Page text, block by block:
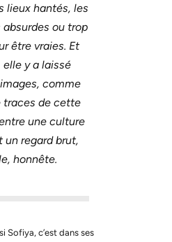
lieux hantés, les
ou trop
être vraies. Et
y a laissé
comme
traces de cette
une culture
un regard brut,
honnête.
Sofiya, c’est dans ses